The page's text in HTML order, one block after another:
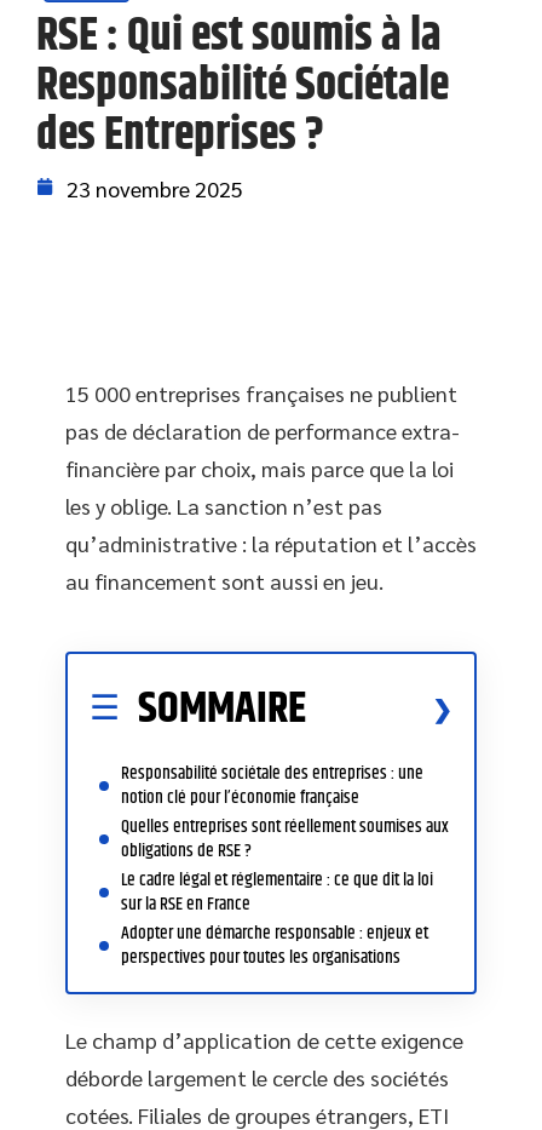
RSE : Qui est soumis à la
Responsabilité Sociétale
des Entreprises ?
23 novembre 2025
15 000 entreprises françaises ne publient
pas de déclaration de performance extra-
financière par choix, mais parce que la loi
les y oblige. La sanction n’est pas
qu’administrative : la réputation et l’accès
au financement sont aussi en jeu.
SOMMAIRE
Responsabilité sociétale des entreprises : une
notion clé pour l’économie française
Quelles entreprises sont réellement soumises aux
obligations de RSE ?
Le cadre légal et réglementaire : ce que dit la loi
sur la RSE en France
Adopter une démarche responsable : enjeux et
perspectives pour toutes les organisations
Le champ d’application de cette exigence
déborde largement le cercle des sociétés
cotées. Filiales de groupes étrangers, ETI